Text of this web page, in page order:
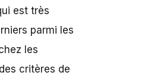
est très
parmi les
les
critères de